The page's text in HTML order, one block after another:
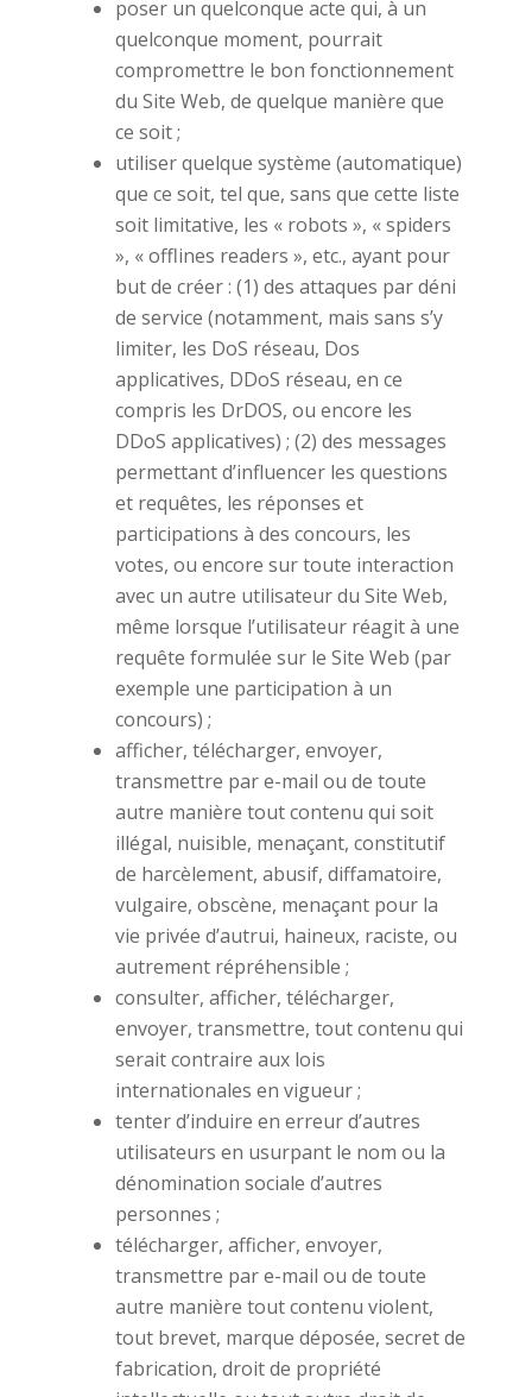
poser un quelconque acte qui, à un
quelconque moment, pourrait
compromettre le bon fonctionnement
du Site Web, de quelque manière que
ce soit ;
utiliser quelque système (automatique)
que ce soit, tel que, sans que cette liste
soit limitative, les « robots », « spiders
», « offlines readers », etc., ayant pour
but de créer : (1) des attaques par déni
de service (notamment, mais sans s’y
limiter, les DoS réseau, Dos
applicatives, DDoS réseau, en ce
compris les DrDOS, ou encore les
DDoS applicatives) ; (2) des messages
permettant d’influencer les questions
et requêtes, les réponses et
participations à des concours, les
votes, ou encore sur toute interaction
avec un autre utilisateur du Site Web,
même lorsque l’utilisateur réagit à une
requête formulée sur le Site Web (par
exemple une participation à un
concours) ;
afficher, télécharger, envoyer,
transmettre par e-mail ou de toute
autre manière tout contenu qui soit
illégal, nuisible, menaçant, constitutif
de harcèlement, abusif, diffamatoire,
vulgaire, obscène, menaçant pour la
vie privée d’autrui, haineux, raciste, ou
autrement répréhensible ;
consulter, afficher, télécharger,
envoyer, transmettre, tout contenu qui
serait contraire aux lois
internationales en vigueur ;
tenter d’induire en erreur d’autres
utilisateurs en usurpant le nom ou la
dénomination sociale d’autres
personnes ;
télécharger, afficher, envoyer,
transmettre par e-mail ou de toute
autre manière tout contenu violent,
tout brevet, marque déposée, secret de
fabrication, droit de propriété